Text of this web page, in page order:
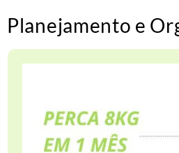
Planejamento e